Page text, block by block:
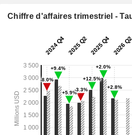
Chiffre d'affaires trimestriel -